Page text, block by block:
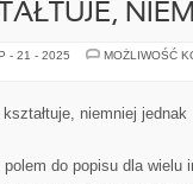
- 21 - 2025
MOŻLIWOŚĆ
niemniej jednak
do popisu dla wielu